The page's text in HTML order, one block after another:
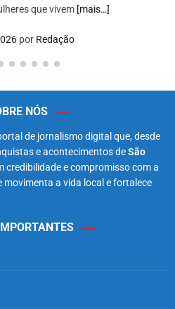
que vivem [mais…]
por Redação
NÓS
de jornalismo digital que, desde
e acontecimentos deSão
credibilidade e compromisso com a
a vida local e fortalece